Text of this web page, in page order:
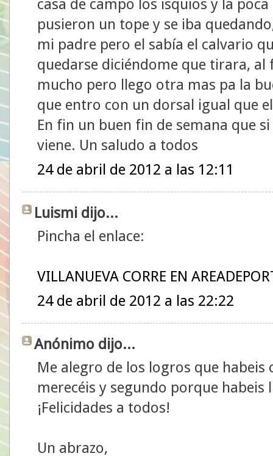
casa de campo los isquios y la
pusieron un tope y se iba
mi padre pero el sabía el calvario
quedarse diciéndome que tirara,
mucho pero llego otra mas pa la
que entro con un dorsal igual que
En fin un buen fin de semana que
viene. Un saludo a todos
24 de abril de 2012 a las 12:11
Luismi dijo...
Pincha el enlace:
VILLANUEVA CORRE EN
24 de abril de 2012 a las 22:22
Anónimo dijo...
Me alegro de los logros que
merecéis y segundo porque habeis
¡Felicidades a todos!
Un abrazo,